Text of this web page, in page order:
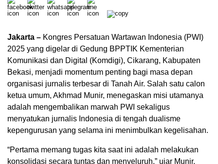
Jakarta – Kongres Persatuan Wartawan Indonesia (PWI)
2025 yang digelar di Gedung BPPTIK Kementerian
Komunikasi dan Digital (Komdigi), Cikarang, Kabupaten
Bekasi, menjadi momentum penting bagi masa depan
organisasi jurnalis terbesar di Tanah Air. Salah satu calon
ketua umum, Akhmad Munir, menegaskan misi utamanya
adalah mengembalikan marwah PWI sekaligus
menyatukan jurnalis Indonesia di tengah dualisme
kepengurusan yang selama ini menimbulkan kegelisahan.
“Pertama memang tugas kita saat ini adalah melakukan
konsolidasi secara tuntas dan menyeluruh,” ujar Munir,